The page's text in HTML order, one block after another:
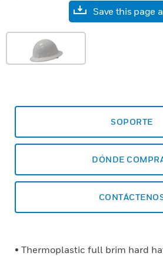
Save this page
SOPORTE
DÓNDE
• Thermoplastic full brim hard